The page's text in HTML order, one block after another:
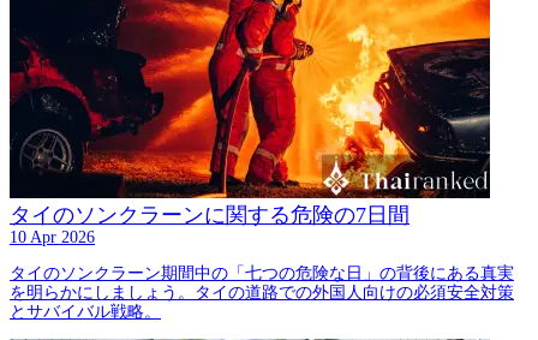
タイのソンクラーンに関する危険の7日間
10 Apr 2026
タイのソンクラーン期間中の「七つの危険な日」の背後にある真実
を明らかにしましょう。タイの道路での外国人向けの必須安全対策
とサバイバル戦略。